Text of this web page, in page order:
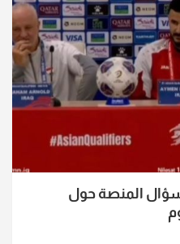
سؤال المنصة حول